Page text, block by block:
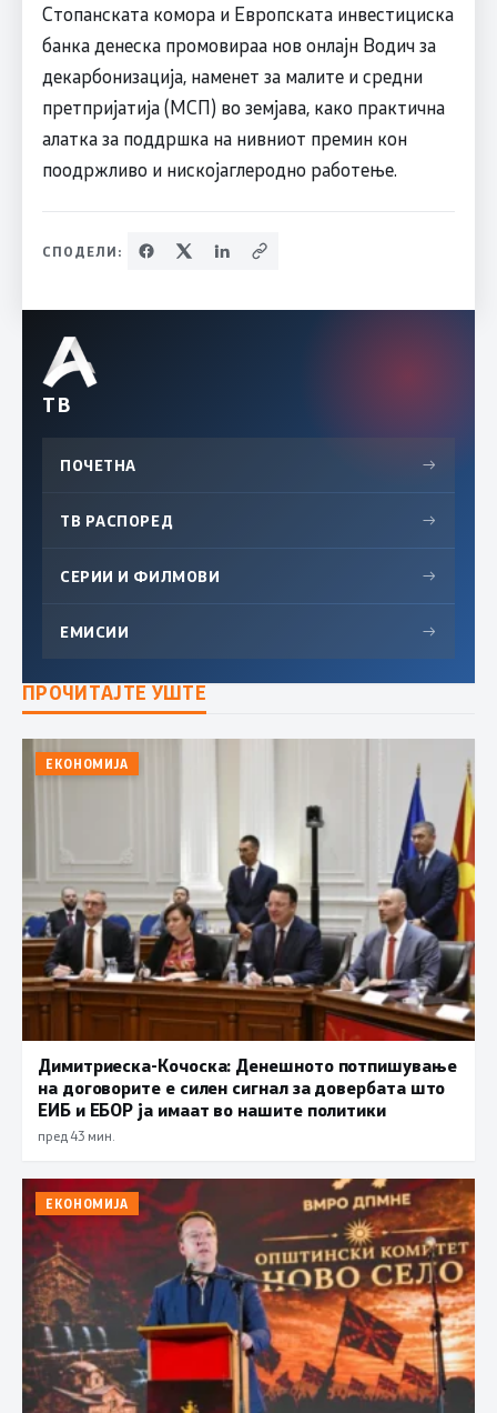
Стопанската комора и Европската инвестициска
банка денеска промовираа нов онлајн Водич за
декарбонизација, наменет за малите и средни
претпријатија (МСП) во земјава, како практична
алатка за поддршка на нивниот премин кон
поодржливо и нискојаглеродно работење.
СПОДЕЛИ:
ТВ
ПОЧЕТНА →
ТВ РАСПОРЕД →
СЕРИИ И ФИЛМОВИ →
ЕМИСИИ →
ПРОЧИТАЈТЕ УШТЕ
ЕКОНОМИЈА
Димитриеска-Кочоска: Денешното потпишување
на договорите е силен сигнал за довербата што
ЕИБ и ЕБОР ја имаат во нашите политики
пред 43 мин.
ЕКОНОМИЈА